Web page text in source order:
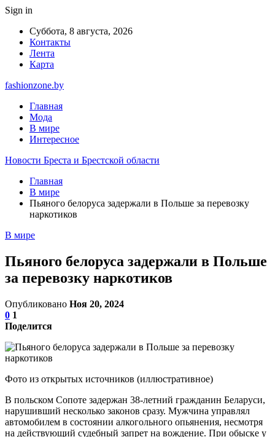
Sign in
Суббота, 8 августа, 2026
Контакты
Лента
Карта
fashionzone.by
Главная
Мода
В мире
Интересное
Новости Бреста и Брестской области
Главная
В мире
Пьяного белоруса задержали в Польше за перевозку
наркотиков
В мире
Пьяного белоруса задержали в Польше
за перевозку наркотиков
Опубликовано Ноя 20, 2024
0 1
Поделится
Фото из открытых источников (иллюстративное)
В польском Сопоте задержан 38-летний гражданин Беларуси,
нарушивший несколько законов сразу. Мужчина управлял
автомобилем в состоянии алкогольного опьянения, несмотря
на действующий судебный запрет на вождение. При обыске у